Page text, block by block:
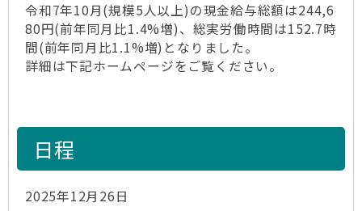
令和7年10月(規模5人以上)の現金給与総額は244,6
80円(前年同月比1.4%増)、総実労働時間は152.7時
間(前年同月比1.1%増)となりました。
詳細は下記ホームページをご覧ください。
日程
2025年12月26日